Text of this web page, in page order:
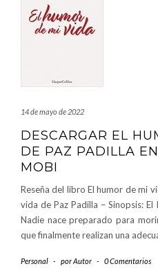
14 de mayo de 2022
DESCARGAR EL
DE PAZ PADILLA
MOBI
Reseña del libro El humor de mi
vida de Paz Padilla – Sinopsis:
Nadie nace preparado para
que finalmente realizan una
Personal - porAutor - 0 Comentarios